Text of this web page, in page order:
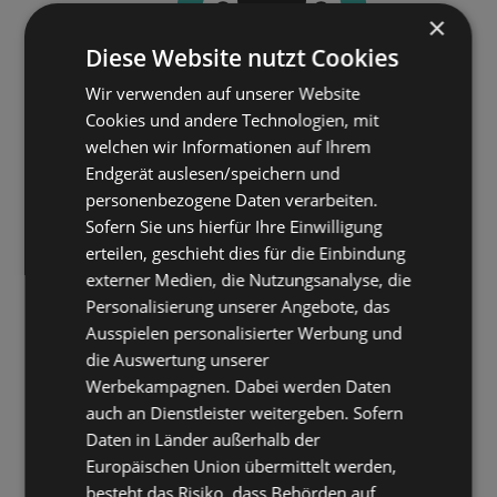
×
Diese Website nutzt Cookies
Wir verwenden auf unserer Website
Cookies und andere Technologien, mit
welchen wir Informationen auf Ihrem
Endgerät auslesen/speichern und
personenbezogene Daten verarbeiten.
Sofern Sie uns hierfür Ihre Einwilligung
erteilen, geschieht dies für die Einbindung
externer Medien, die Nutzungsanalyse, die
Personalisierung unserer Angebote, das
Ausspielen personalisierter Werbung und
die Auswertung unserer
Werbekampagnen. Dabei werden Daten
auch an Dienstleister weitergeben. Sofern
Daten in Länder außerhalb der
Europäischen Union übermittelt werden,
besteht das Risiko, dass Behörden auf